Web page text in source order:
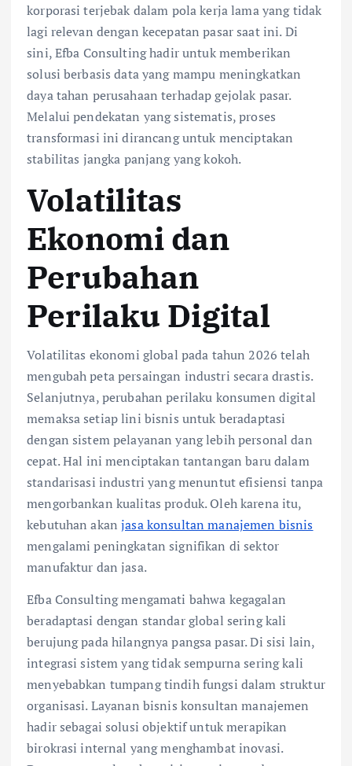
korporasi terjebak dalam pola kerja lama yang tidak
lagi relevan dengan kecepatan pasar saat ini. Di
sini, Efba Consulting hadir untuk memberikan
solusi berbasis data yang mampu meningkatkan
daya tahan perusahaan terhadap gejolak pasar.
Melalui pendekatan yang sistematis, proses
transformasi ini dirancang untuk menciptakan
stabilitas jangka panjang yang kokoh.
Volatilitas
Ekonomi dan
Perubahan
Perilaku Digital
Volatilitas ekonomi global pada tahun 2026 telah
mengubah peta persaingan industri secara drastis.
Selanjutnya, perubahan perilaku konsumen digital
memaksa setiap lini bisnis untuk beradaptasi
dengan sistem pelayanan yang lebih personal dan
cepat. Hal ini menciptakan tantangan baru dalam
standarisasi industri yang menuntut efisiensi tanpa
mengorbankan kualitas produk. Oleh karena itu,
kebutuhan akanjasa konsultan manajemen bisnis
mengalami peningkatan signifikan di sektor
manufaktur dan jasa.
Efba Consulting mengamati bahwa kegagalan
beradaptasi dengan standar global sering kali
berujung pada hilangnya pangsa pasar. Di sisi lain,
integrasi sistem yang tidak sempurna sering kali
menyebabkan tumpang tindih fungsi dalam struktur
organisasi. Layanan bisnis konsultan manajemen
hadir sebagai solusi objektif untuk merapikan
birokrasi internal yang menghambat inovasi.